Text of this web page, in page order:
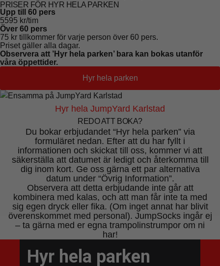
PRISER FÖR HYR HELA PARKEN
Upp till 60 pers
5595 kr/tim
Över 60 pers
75 kr tillkommer för varje person över 60 pers.
Priset gäller alla dagar.
Observera att ’Hyr hela parken’ bara kan bokas utanför
våra öppettider.
Hyr hela parken
Hyr hela JumpYard Karlstad
REDO ATT BOKA?
Du bokar erbjudandet “Hyr hela parken” via
formuläret nedan. Efter att du har fyllt i
informationen och skickat till oss, kommer vi att
säkerställa att datumet är ledigt och återkomma till
dig inom kort. Ge oss gärna ett par alternativa
datum under “Övrig Information”.
Observera att detta erbjudande inte går att
kombinera med kalas, och att man får inte ta med
sig egen dryck eller fika. (Om inget annat har blivit
överenskommet med personal). JumpSocks ingår ej
– ta gärna med er egna trampolinstrumpor om ni
har!